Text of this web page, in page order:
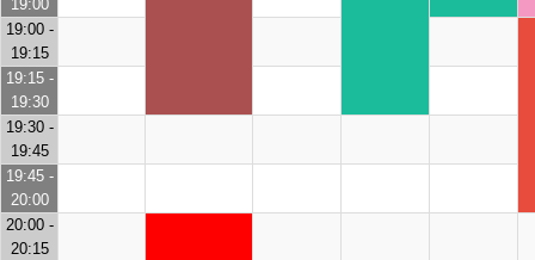
19:00
19:00 -
19:15
19:15 -
19:30
19:30 -
19:45
19:45 -
20:00
20:00 -
20:15